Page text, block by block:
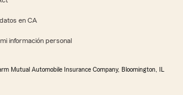
en CA
información personal
Mutual Automobile Insurance Company, Bloomington, IL